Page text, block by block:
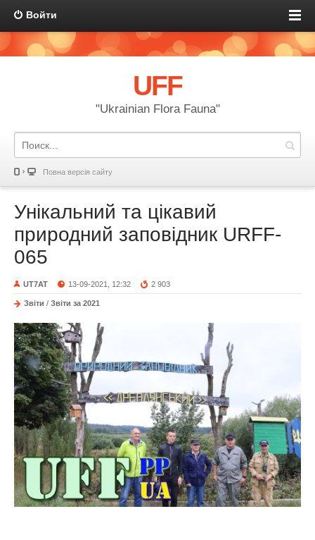
Войти
UFF
"Ukrainian Flora Fauna"
Повна версія сайту
Унікальний та цікавий
природний заповідник URFF-
065
UT7AT 13-09-2021, 12:32 2 903
Звіти / Звіти за 2021